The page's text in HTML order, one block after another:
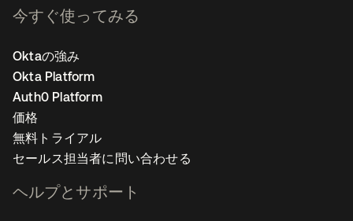
今すぐ使ってみる
Oktaの強み
Okta Platform
Auth0 Platform
価格
無料トライアル
セールス担当者に問い合わせる
ヘルプとサポート